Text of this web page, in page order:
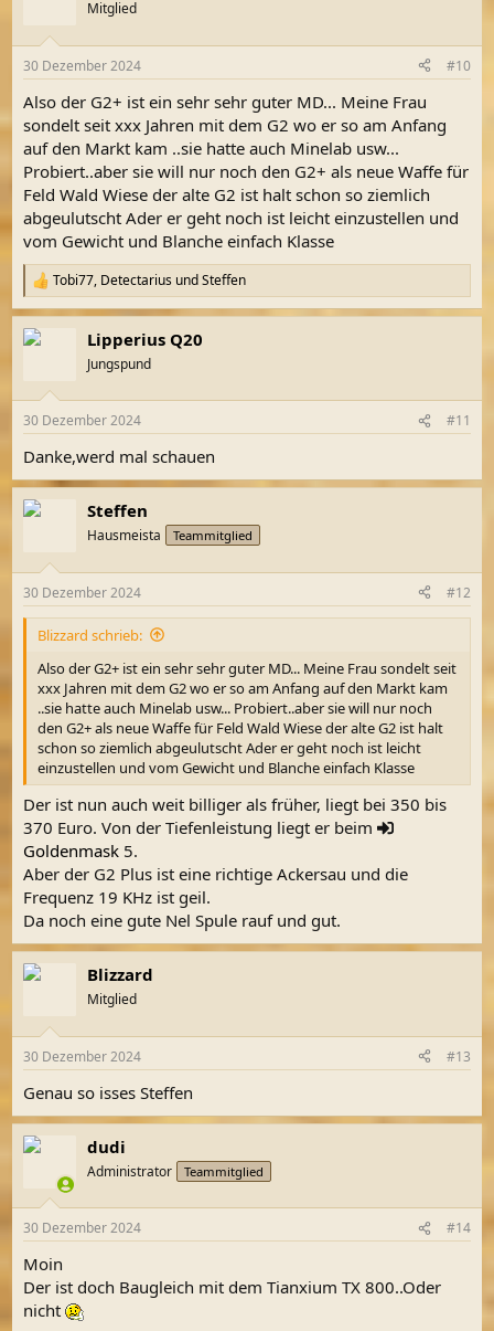
Mitglied
30 Dezember 2024 #10
Also der G2+ ist ein sehr sehr guter MD... Meine Frau
sondelt seit xxx Jahren mit dem G2 wo er so am Anfang
auf den Markt kam ..sie hatte auch Minelab usw...
Probiert..aber sie will nur noch den G2+ als neue Waffe für
Feld Wald Wiese der alte G2 ist halt schon so ziemlich
abgeulutscht Ader er geht noch ist leicht einzustellen und
vom Gewicht und Blanche einfach Klasse
R
e
a
k
e
:
Tobi77, Detectarius undSteffen
Lipperius Q20
Jungspund
30 Dezember 2024 #11
Danke,werd mal schauen
Steffen
Hausmeista Teammitglied
30 Dezember 2024 #12
Blizzard schrieb:
Also der G2+ ist ein sehr sehr guter MD... Meine Frau sondelt seit
xxx Jahren mit dem G2 wo er so am Anfang auf den Markt kam
..sie hatte auch Minelab usw... Probiert..aber sie will nur noch
den G2+ als neue Waffe für Feld Wald Wiese der alte G2 ist halt
schon so ziemlich abgeulutscht Ader er geht noch ist leicht
einzustellen und vom Gewicht und Blanche einfach Klasse
Der ist nun auch weit billiger als früher, liegt bei 350 bis
370 Euro. Von der Tiefenleistung liegt er beim
Goldenmask 5.
Aber der G2 Plus ist eine richtige Ackersau und die
Frequenz 19 KHz ist geil.
Da noch eine gute Nel Spule rauf und gut.
Blizzard
Mitglied
30 Dezember 2024 #13
Genau so isses Steffen
dudi
Administrator Teammitglied
30 Dezember 2024 #14
Moin
Der ist doch Baugleich mit dem Tianxium TX 800..Oder
nicht